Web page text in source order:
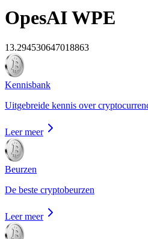
OpesAIWPE
13.294530647018863
Kennisbank
Uitgebreide kennis over
Leer meer
Beurzen
De beste cryptobeurzen
Leer meer